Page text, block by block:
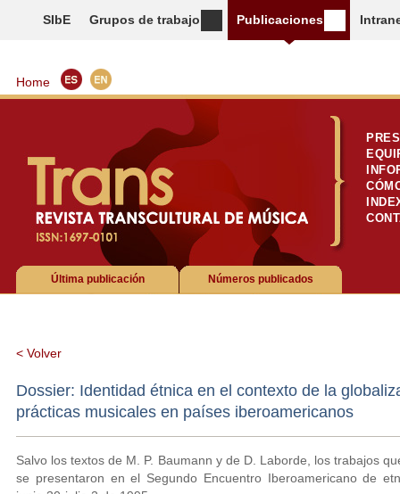
SIbE Grupos de trabajo Publicaciones
Home
Números publicados
Última publicación
< Volver
Dossier: Identidad étnica en el contexto de la
prácticas musicales en países iberoamericanos
Salvo los textos de M. P. Baumann y de D. Laborde, los trabajos
se presentaron en el Segundo Encuentro Iberoamericano de